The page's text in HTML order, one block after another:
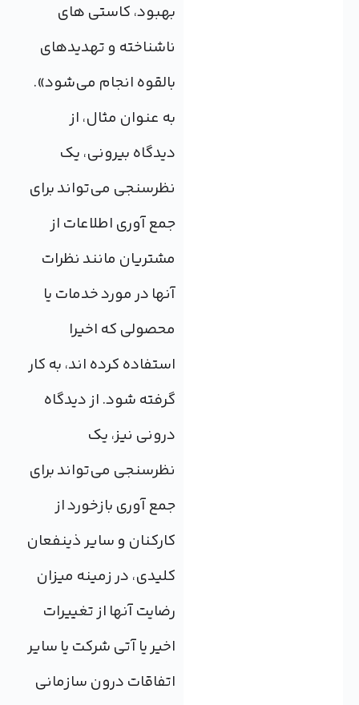
بهبود، کاستی های
ناشناخته و تهدیدهای
بالقوه انجام می‌شود».
به عنوان مثال، از
دیدگاه بیرونی، یک
نظرسنجی می‌تواند برای
جمع آوری اطلاعات از
مشتریان مانند نظرات
آنها در مورد خدمات یا
محصولی که اخیرا
استفاده کرده اند، به کار
گرفته شود. از دیدگاه
درونی نیز، یک
نظرسنجی می‌تواند برای
جمع آوری بازخورد از
کارکنان و سایر ذینفعان
کلیدی، در زمینه میزان
رضایت آنها از تغییرات
اخیر یا آتی شرکت یا سایر
اتفاقات درون سازمانی